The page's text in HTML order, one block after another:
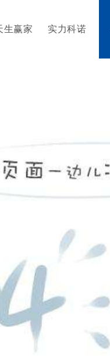
生赢家 实力科诺